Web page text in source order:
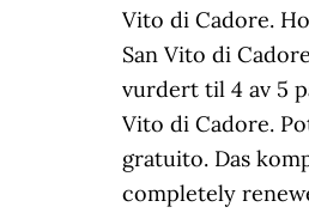
Vito di Cadore.
San Vito di
vurdert til 4 av 5
Vito di Cadore.
gratuito. Das
completely